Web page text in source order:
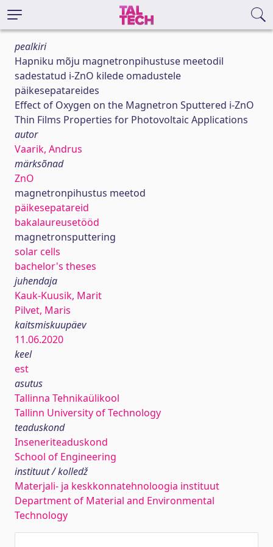
pealkiri
Hapniku mõju magnetronpihustuse meetodil
sadestatud i-ZnO kilede omadustele
päikesepatareides
Effect of Oxygen on the Magnetron Sputtered i-ZnO
Thin Films Properties for Photovoltaic Applications
autor
Vaarik, Andrus
märksõnad
ZnO
magnetronpihustus meetod
päikesepatareid
bakalaureusetööd
magnetronsputtering
solar cells
bachelor's theses
juhendaja
Kauk-Kuusik, Marit
Pilvet, Maris
kaitsmiskuupäev
11.06.2020
keel
est
asutus
Tallinna Tehnikaülikool
Tallinn University of Technology
teaduskond
Inseneriteaduskond
School of Engineering
instituut / kolledž
Materjali- ja keskkonnatehnoloogia instituut
Department of Material and Environmental
Technology